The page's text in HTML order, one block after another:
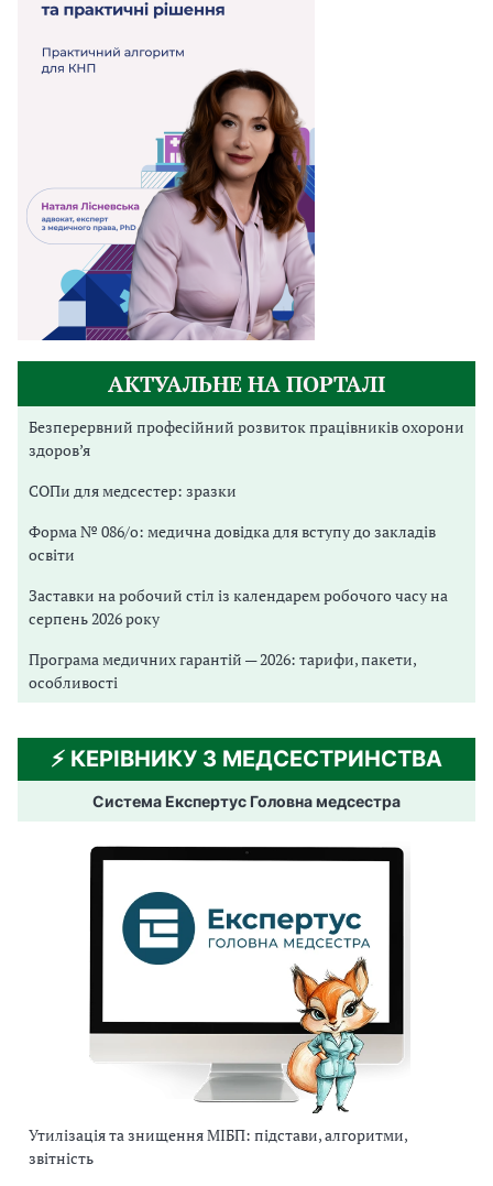
АКТУАЛЬНЕ НА ПОРТАЛІ
Безперервний професійний розвиток працівників охорони
здоров’я
СОПи для медсестер: зразки
Форма № 086/о: медична довідка для вступу до закладів
освіти
Заставки на робочий стіл із календарем робочого часу на
серпень 2026 року
Програма медичних гарантій — 2026: тарифи, пакети,
особливості
⚡️ КЕРІВНИКУ З МЕДСЕСТРИНСТВА
Система Експертус Головна медсестра
Утилізація та знищення МІБП: підстави, алгоритми,
звітність